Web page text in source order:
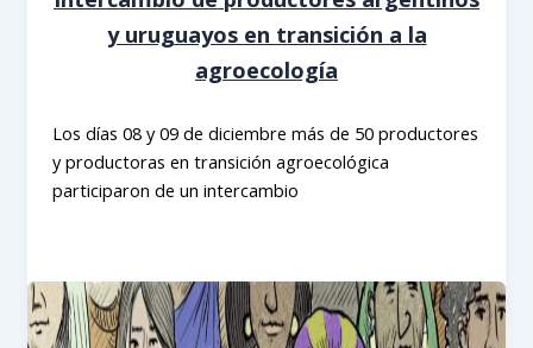
y uruguayos en transición a la
agroecología
Los días 08 y 09 de diciembre más de 50 productores
y productoras en transición agroecológica
participaron de un intercambio